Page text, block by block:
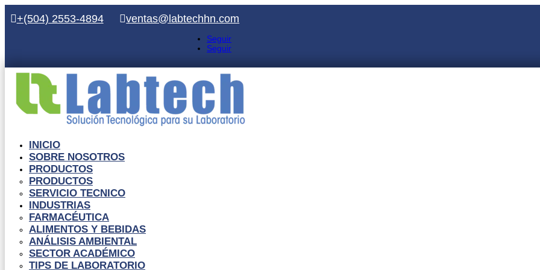
+(504) 2553-4894 ventas@labtechhn.com
Seguir
Seguir
INICIO
SOBRE NOSOTROS
PRODUCTOS
PRODUCTOS
SERVICIO TECNICO
INDUSTRIAS
FARMACÉUTICA
ALIMENTOS Y BEBIDAS
ANÁLISIS AMBIENTAL
SECTOR ACADÉMICO
TIPS DE LABORATORIO